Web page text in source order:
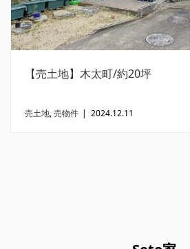
【売土地】木太町/約20坪
売土地,売物件 | 2024.12.11